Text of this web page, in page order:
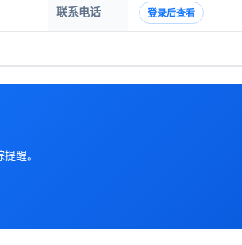
联系电话 登录后查看
醒。